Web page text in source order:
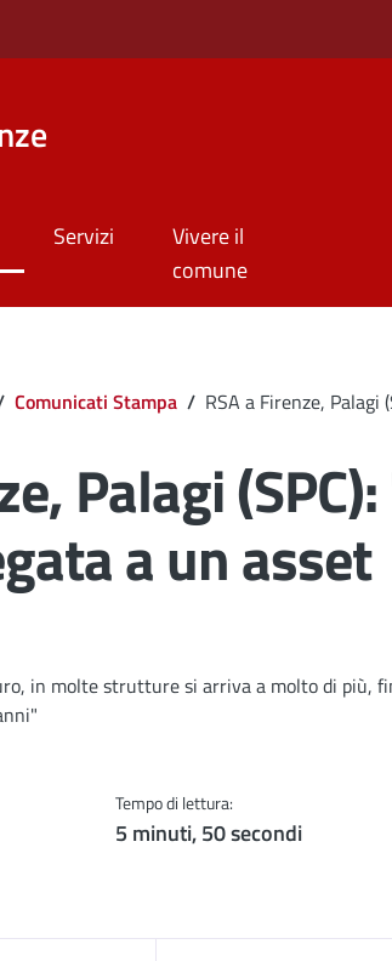
Servizi
Vivere il
comune
Comunicati Stampa / RSA a Firenze, Palagi
Palagi
a un asset
in molte strutture si arriva a molto di più,
Tempo di lettura:
5 minuti, 50 secondi